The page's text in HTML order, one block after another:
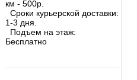
км - 500р.
Сроки курьерской доставки:
1-3 дня.
Подъем на этаж:
Бесплатно